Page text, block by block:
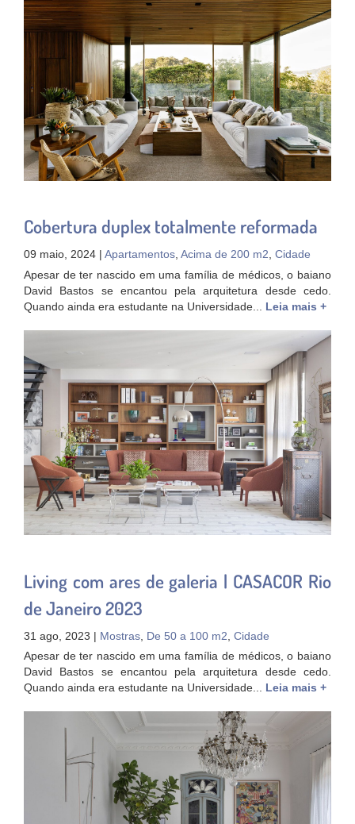
Cobertura duplex totalmente reformada
09 maio, 2024 | Apartamentos, Acima de 200 m2, Cidade
Apesar de ter nascido em uma família de médicos, o baiano
David Bastos se encantou pela arquitetura desde cedo.
Quando ainda era estudante na Universidade...
Leia mais +
Living com ares de galeria | CASACOR Rio
de Janeiro 2023
31 ago, 2023 | Mostras De 50 a 100 m2 Cidade
Apesar de ter nascido em uma família de médicos, o baiano
David Bastos se encantou pela arquitetura desde cedo.
Quando ainda era estudante na Universidade... Leia mais +